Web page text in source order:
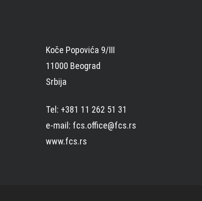
Koče Popovića 9/III
11000 Beograd
Srbija
Tel: +381 11 262 51 31
e-mail: fcs.office@fcs.rs
www.fcs.rs